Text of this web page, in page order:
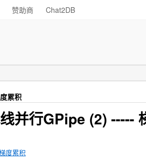
赞助商 Chat2DB
累积
并行GPipe (2) -----
度累积